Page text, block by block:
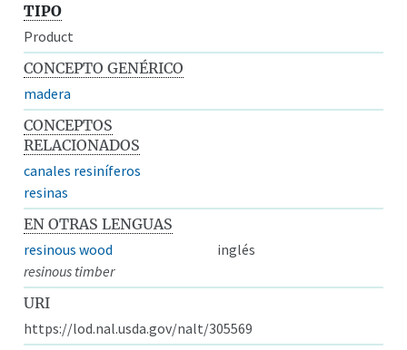
TIPO
Product
CONCEPTO GENÉRICO
madera
CONCEPTOS
RELACIONADOS
canales resiníferos
resinas
EN OTRAS LENGUAS
resinous wood
inglés
resinous timber
URI
https://lod.nal.usda.gov/nalt/305569